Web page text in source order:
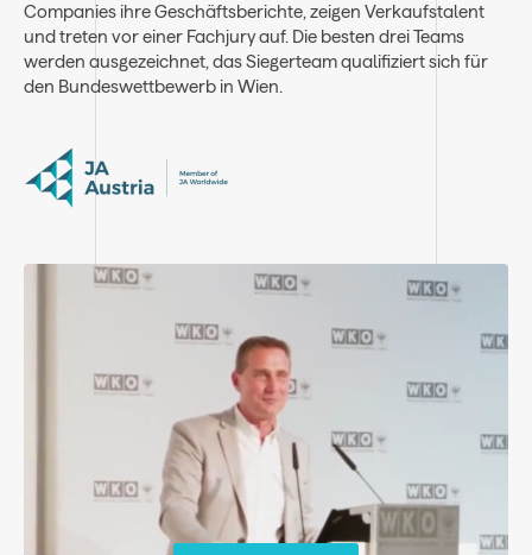
Companies ihre Geschäftsberichte, zeigen Verkaufstalent
und treten vor einer Fachjury auf. Die besten drei Teams
werden ausgezeichnet, das Siegerteam qualifiziert sich für
den Bundeswettbewerb in Wien.